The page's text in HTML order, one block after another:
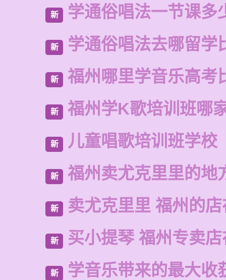
新 学通俗唱法一节课多
新 学通俗唱法去哪留学
新 福州哪里学音乐高考
新 福州学K歌培训班哪
新 儿童唱歌培训班学校
新 福州卖尤克里里的地
新 卖尤克里里 福州的
新 买小提琴 福州专卖
新 学音乐带来的最大收